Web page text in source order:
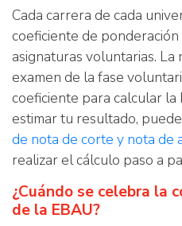
Cada carrera de cada
coeficiente de
asignaturas voluntarias.
examen de la fase
coeficiente para calcular la
estimar tu resultado,
de nota de corte y nota de
realizar el cálculo paso a
¿Cuándo se celebra la
de la EBAU?